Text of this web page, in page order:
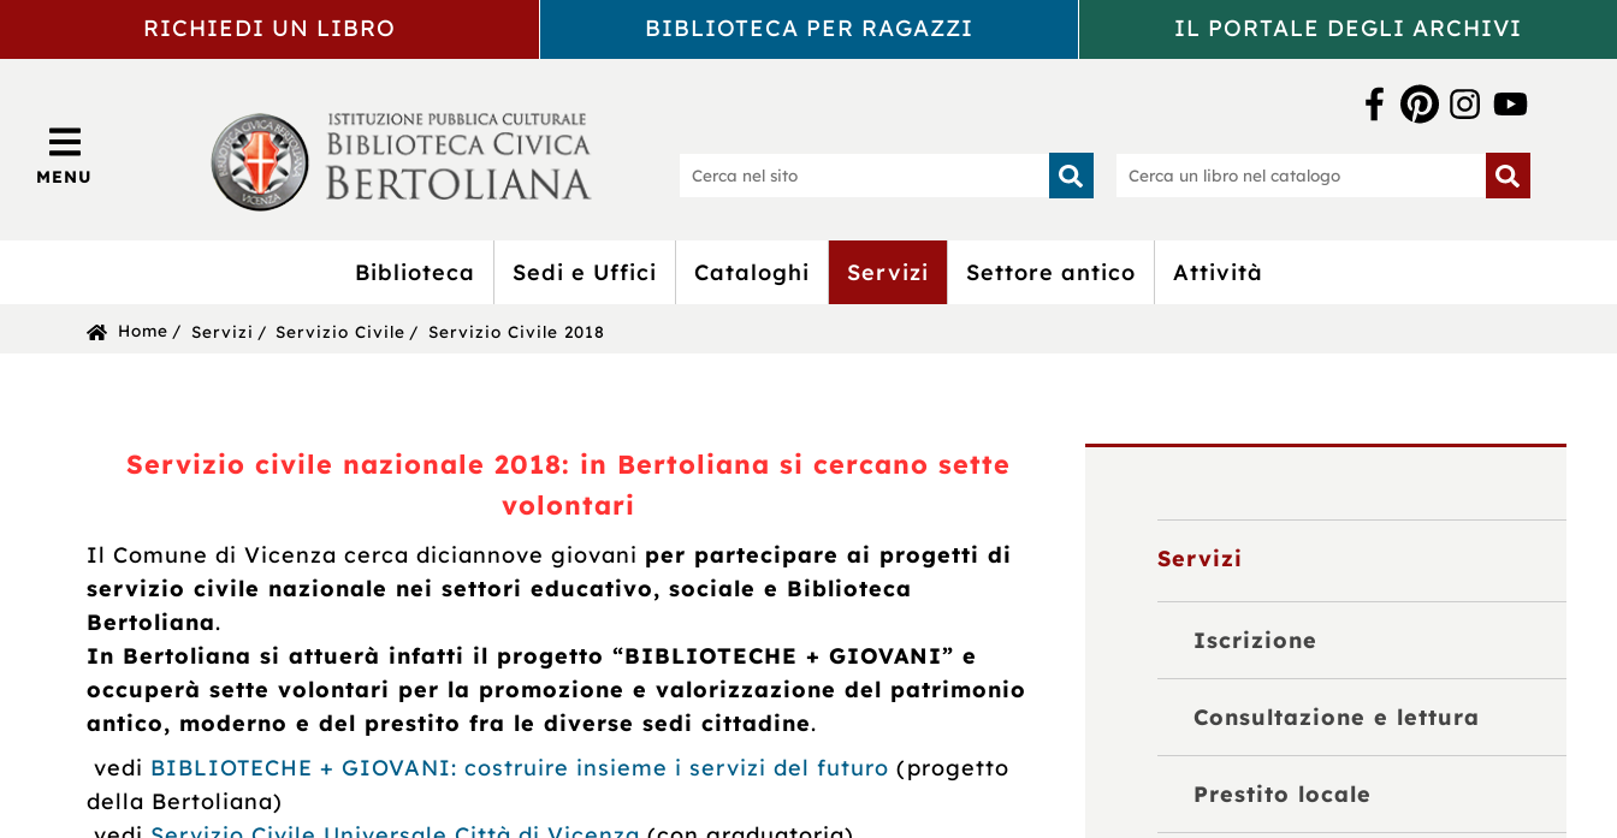
BIBLIOTECA
RICHIEDI UN LIBRO BIBLIOTECA PER RAGAZZI IL PORTALE DEGLI ARCHIVI
MENU
Biblioteca Civica Bertoliana
Cerca
nel
Cerca
un
Biblioteca Sedi e Uffici Cataloghi Servizi Settore antico Attività
Sei Home Servizi Servizio Civile Servizio Civile 2018
Servizio civile nazionale 2018: in Bertoliana si cercano sette
volontari
Il Comune di Vicenza cerca diciannove giovani per partecipare ai progetti di
servizio civile nazionale nei settori educativo, sociale e Biblioteca
Bertoliana.
In Bertoliana si attuerà infatti il progetto “BIBLIOTECHE + GIOVANI” e
occuperà sette volontari per la promozione e valorizzazione del patrimonio
antico, moderno e del prestito fra le diverse sedi cittadine.
vedi BIBLIOTECHE + GIOVANI: costruire insieme i servizi del futuro (progetto
della Bertoliana)
Servizi
Iscrizione
Consultazione e lettura
Prestito locale